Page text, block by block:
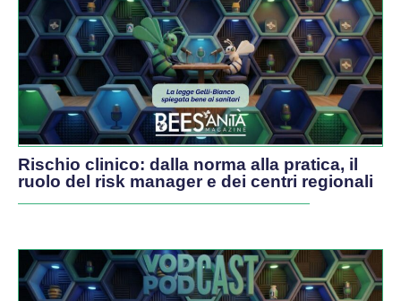
Rischio clinico: dalla norma alla pratica, il
ruolo del risk manager e dei centri regionali